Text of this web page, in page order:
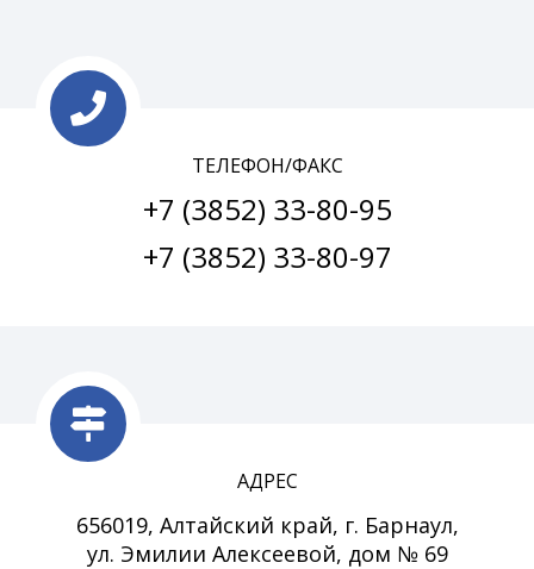
ТЕЛЕФОН/ФАКС
+7 (3852) 33-80-95
+7 (3852) 33-80-97
АДРЕС
656019, Алтайский край, г. Барнаул,
ул. Эмилии Алексеевой, дом № 69